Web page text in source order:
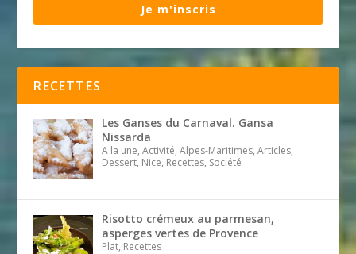
Je m'inscris
RECETTES
Les Ganses du Carnaval. Gansa
Nissarda
A la une, Activité, Alpes-Maritimes, Articles,
Dessert, Nice, Recettes, Société
Risotto crémeux au parmesan,
asperges vertes de Provence
Plat, Recettes